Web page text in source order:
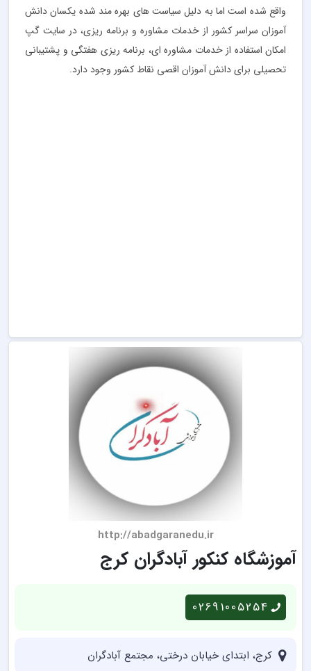
واقع شده است اما به دلیل سیاست های بهره مند شده یکسان دانش
آموزان سراسر کشور از خدمات مشاوره و برنامه ریزی، در سایت گپ
امکان استفاده از خدمات مشاوره ای، برنامه ریزی هفتگی و پشتیبانی
تحصیلی برای دانش آموزان اقصی نقاط کشور وجود دارد.
http://abadgaranedu.ir
آموزشگاه کنکور آبادگران کرج
02691005254
کرج، ابتدای خیابان درختی، مجتمع آبادگران